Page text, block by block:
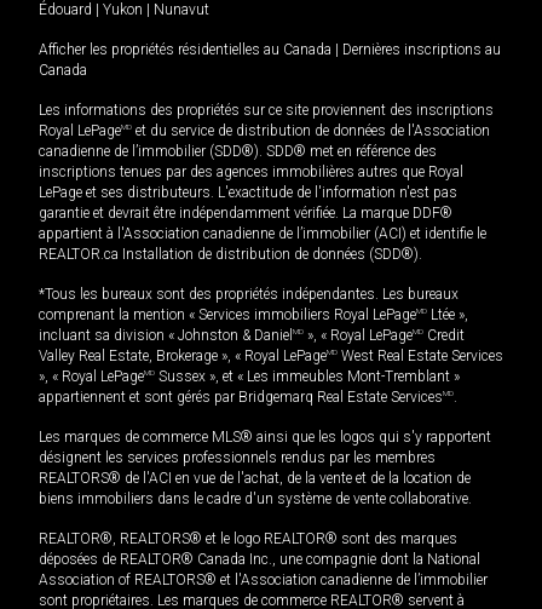
Édouard
Yukon Nunavut
Afficher les propriétés résidentielles au Canada
Dernières inscriptions au
Canada
Les informations des propriétés sur ce site proviennent des inscriptions
Royal LePageMD et du service de distribution de données de l'Association
canadienne de l’immobilier (SDD®). SDD® met en référence des
inscriptions tenues par des agences immobilières autres que Royal
LePage et ses distributeurs. L'exactitude de l'information n'est pas
garantie et devrait être indépendamment vérifiée. La marque DDF®
appartient à l'Association canadienne de l’immobilier (ACI) et identifie le
REALTOR.ca Installation de distribution de données (SDD®).
*Tous les bureaux sont des propriétés indépendantes. Les bureaux
comprenant la mention « Services immobiliers Royal LePageMD Ltée »,
incluant sa division « Johnston & Daniel MD », « Royal LePageMD Credit
Valley Real Estate, Brokerage », « Royal LePageMD West Real Estate Services
», « Royal LePageMD Sussex », et « Les immeubles Mont-Tremblant »
appartiennent et sont gérés par Bridgemarq Real Estate ServicesMD.
Les marques de commerce MLS® ainsi que les logos qui s'y rapportent
désignent les services professionnels rendus par les membres
REALTORS® de l'ACI en vue de l'achat, de la vente et de la location de
biens immobiliers dans le cadre d'un système de vente collaborative.
REALTOR®, REALTORS® et le logo REALTOR® sont des marques
déposées de REALTOR® Canada Inc., une compagnie dont la National
Association of REALTORS® et l'Association canadienne de l’immobilier
sont propriétaires. Les marques de commerce REALTOR® servent à